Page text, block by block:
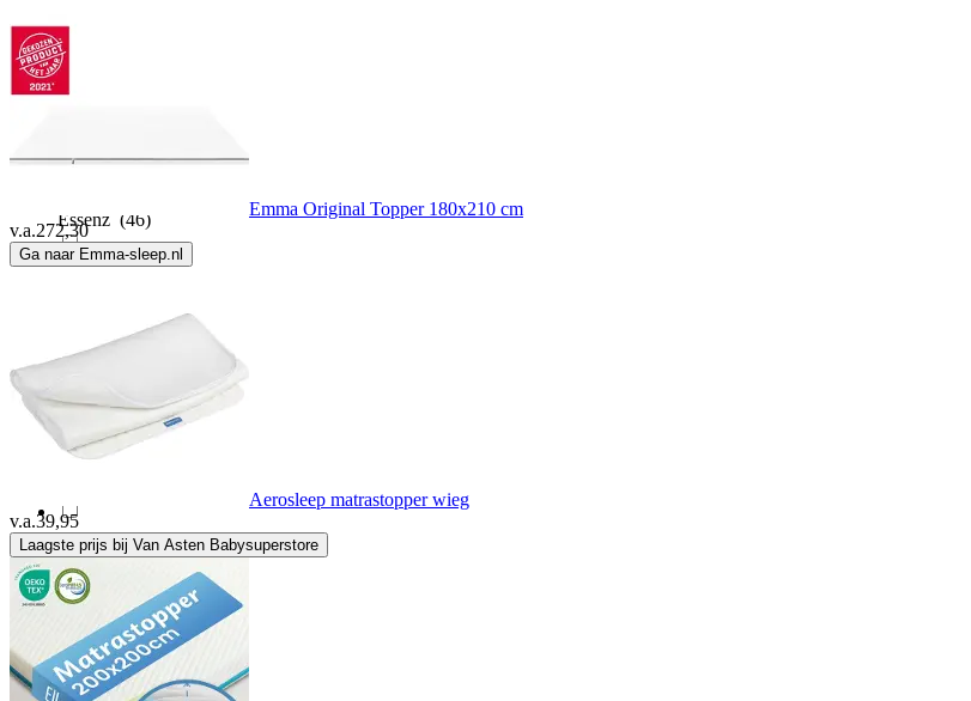
Essenz (46)
FDM
Flip(1)
Goossens(9)
HappyBed(4)
Emma Original Topper 180x210 cm
v.a.272,30
Ga naar Emma-sleep.nl
Aerosleep matrastopper wieg
v.a.39,95
Laagste prijs bij Van Asten Babysuperstore